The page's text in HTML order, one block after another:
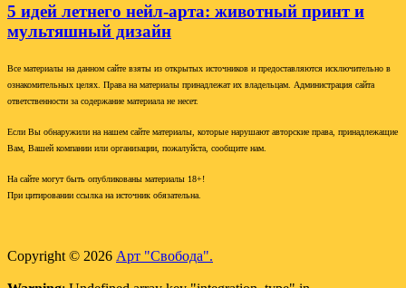
5 идей летнего нейл-арта: животный принт и
мультяшный дизайн
Все материалы на данном сайте взяты из открытых источников и предоставляются исключительно в
ознакомительных целях. Права на материалы принадлежат их владельцам. Администрация сайта
ответственности за содержание материала не несет.
Если Вы обнаружили на нашем сайте материалы, которые нарушают авторские права, принадлежащие
Вам, Вашей компании или организации, пожалуйста, сообщите нам.
На сайте могут быть опубликованы материалы 18+!
При цитировании ссылка на источник обязательна.
Copyright © 2026 Арт "Свобода".